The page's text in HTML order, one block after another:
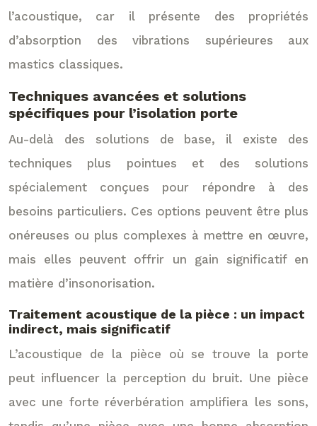
l’acoustique, car il présente des propriétés
d’absorption des vibrations supérieures aux
mastics classiques.
Techniques avancées et solutions
spécifiques pour l’isolation porte
Au-delà des solutions de base, il existe des
techniques plus pointues et des solutions
spécialement conçues pour répondre à des
besoins particuliers. Ces options peuvent être plus
onéreuses ou plus complexes à mettre en œuvre,
mais elles peuvent offrir un gain significatif en
matière d’insonorisation.
Traitement acoustique de la pièce : un impact
indirect, mais significatif
L’acoustique de la pièce où se trouve la porte
peut influencer la perception du bruit. Une pièce
avec une forte réverbération amplifiera les sons,